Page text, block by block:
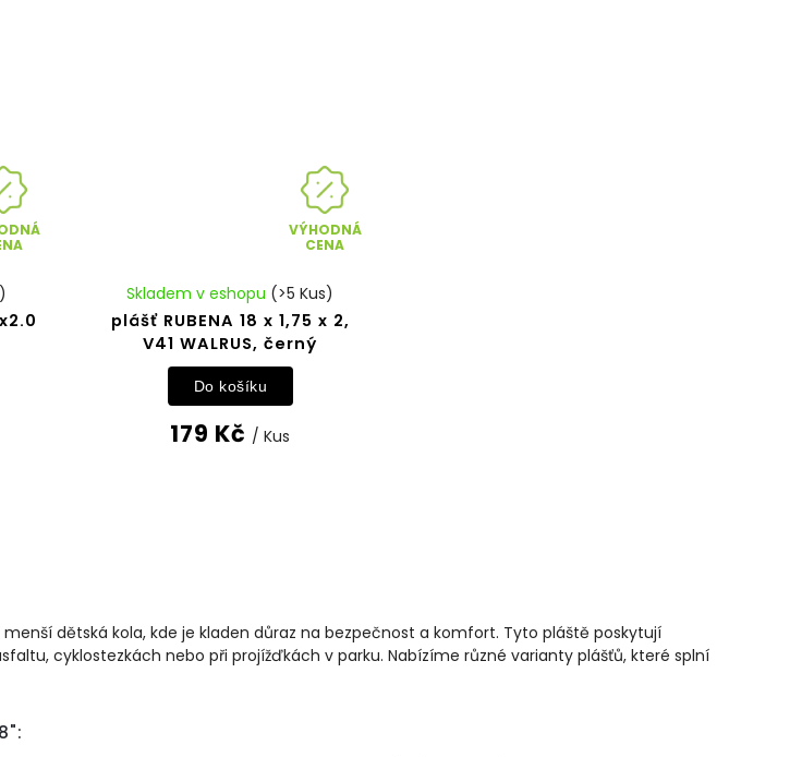
VÝHODNÁ
CENA
plášť RUBENA 18 x 1,75 x 2,
V41 WALRUS, černý
Skladem v eshopu (>5 Kus)
179 Kč / Kus
Do košíku
dětská kola, kde je kladen důraz na bezpečnost a komfort. Tyto pláště poskytují
cyklostezkách nebo při projížďkách v parku. Nabízíme různé varianty plášťů, které splní